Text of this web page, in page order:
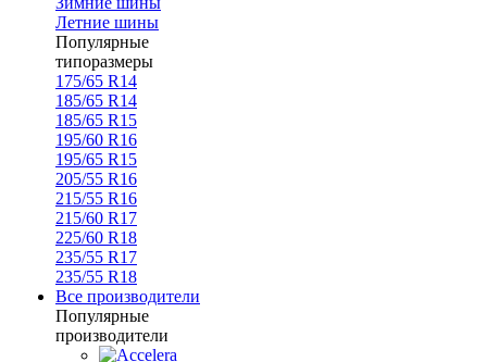
Летние шины
Популярные
типоразмеры
175/65 R14
185/65 R14
185/65 R15
195/60 R16
195/65 R15
205/55 R16
215/55 R16
215/60 R17
225/60 R18
235/55 R17
235/55 R18
Все производители
Популярные
производители